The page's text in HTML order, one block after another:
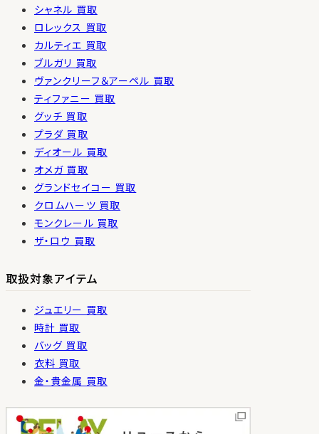
シャネル 買取
ロレックス 買取
カルティエ 買取
ブルガリ 買取
ヴァンクリーフ＆アーペル 買取
ティファニー 買取
グッチ 買取
プラダ 買取
ディオール 買取
オメガ 買取
グランドセイコー 買取
クロムハーツ 買取
モンクレール 買取
ザ・ロウ 買取
取扱対象アイテム
ジュエリー 買取
時計 買取
バッグ 買取
衣料 買取
金・貴金属 買取